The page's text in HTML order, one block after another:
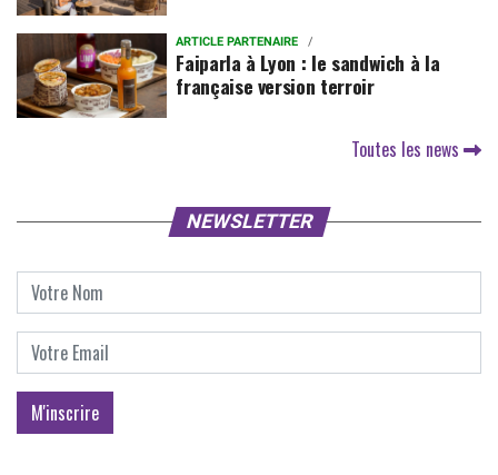
ARTICLE PARTENAIRE
Faiparla à Lyon : le sandwich à la
française version terroir
Toutes les news
NEWSLETTER